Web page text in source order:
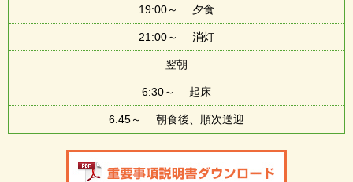
19:00～ 夕食
21:00～ 消灯
翌朝
6:30～ 起床
6:45～ 朝食後、順次送迎